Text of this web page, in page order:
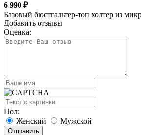
6 990 ₽
Базовый бюстгальтер-топ холтер из
Добавить отзывы
Оценка:
Пол:
Женский
Мужской